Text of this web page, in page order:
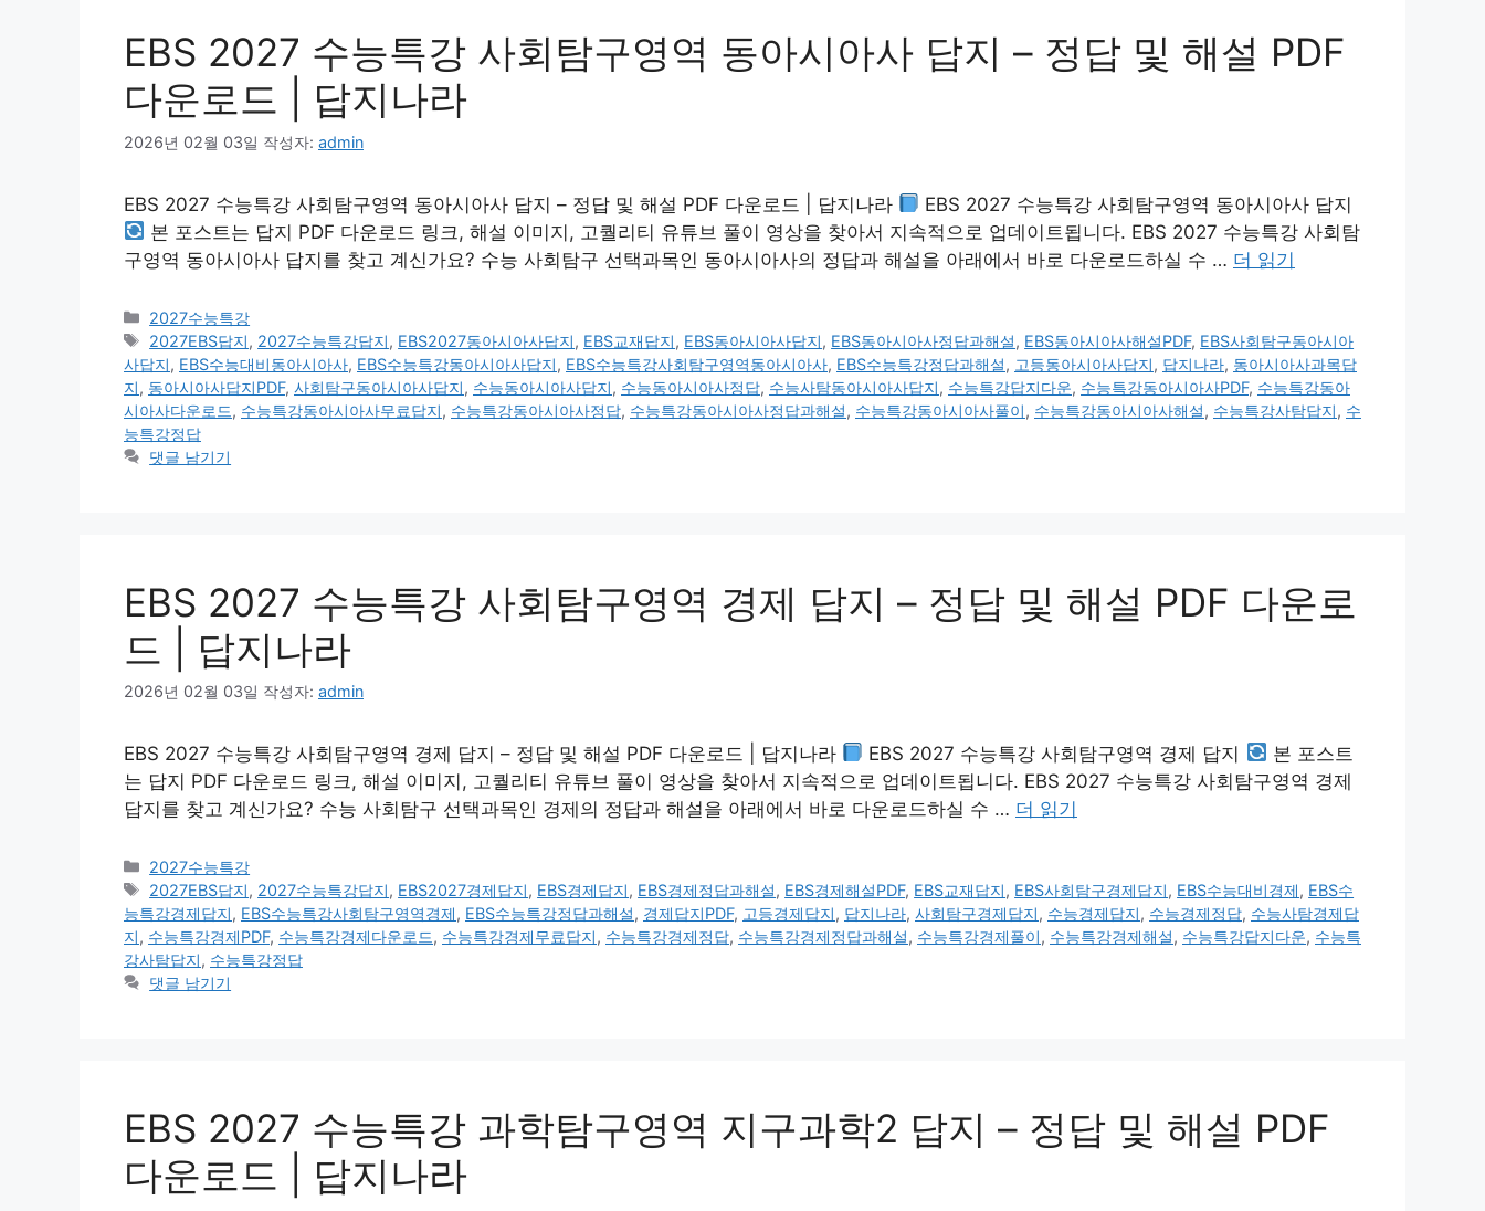
EBS 2027 수능특강 사회탐구영역 동아시아사 답지 – 정답 및 해설 PDF
다운로드 | 답지나라
2026년 02월 03일 작성자: admin
EBS 2027 수능특강 사회탐구영역 동아시아사 답지 – 정답 및 해설 PDF 다운로드 | 답지나라
EBS 2027 수능특강 사회탐구영역 동아시아사 답지
본 포스트는 답지 PDF 다운로드 링크, 해설 이미지, 고퀄리티 유튜브 풀이 영상을 찾아서 지속적으로 업데이트됩니다. EBS 2027 수능특강 사회탐
구영역 동아시아사 답지를 찾고 계신가요? 수능 사회탐구 선택과목인 동아시아사의 정답과 해설을 아래에서 바로 다운로드하실 수 … 더 읽기
카
테
고
리
2027수능특강
태
그
2027EBS답지, 2027수능특강답지, EBS2027동아시아사답지, EBS교재답지, EBS동아시아사답지, EBS동아시아사정답과해설, EBS동아시아사해설PDF, EBS사회탐구동아시아
사답지, EBS수능대비동아시아사, EBS수능특강동아시아사답지, EBS수능특강사회탐구영역동아시아사, EBS수능특강정답과해설, 고등동아시아사답지, 답지나라, 동아시아사과목답
지, 동아시아사답지PDF, 사회탐구동아시아사답지, 수능동아시아사답지, 수능동아시아사정답, 수능사탐동아시아사답지, 수능특강답지다운, 수능특강동아시아사PDF, 수능특강동아
시아사다운로드, 수능특강동아시아사무료답지, 수능특강동아시아사정답, 수능특강동아시아사정답과해설, 수능특강동아시아사풀이, 수능특강동아시아사해설, 수능특강사탐답지, 수
능특강정답
댓글 남기기
EBS 2027 수능특강 사회탐구영역 경제 답지 – 정답 및 해설 PDF 다운로
드 | 답지나라
2026년 02월 03일 작성자: admin
EBS 2027 수능특강 사회탐구영역 경제 답지 – 정답 및 해설 PDF 다운로드 | 답지나라 EBS 2027 수능특강 사회탐구영역 경제 답지
본 포스트
는 답지 PDF 다운로드 링크, 해설 이미지, 고퀄리티 유튜브 풀이 영상을 찾아서 지속적으로 업데이트됩니다. EBS 2027 수능특강 사회탐구영역 경제
답지를 찾고 계신가요? 수능 사회탐구 선택과목인 경제의 정답과 해설을 아래에서 바로 다운로드하실 수 … 더 읽기
카
테
고
리
2027수능특강
태
그
2027EBS답지, 2027수능특강답지, EBS2027경제답지, EBS경제답지, EBS경제정답과해설, EBS경제해설PDF, EBS교재답지, EBS사회탐구경제답지, EBS수능대비경제, EBS수
능특강경제답지, EBS수능특강사회탐구영역경제, EBS수능특강정답과해설, 경제답지PDF, 고등경제답지, 답지나라, 사회탐구경제답지, 수능경제답지, 수능경제정답, 수능사탐경제답
지, 수능특강경제PDF, 수능특강경제다운로드, 수능특강경제무료답지, 수능특강경제정답, 수능특강경제정답과해설, 수능특강경제풀이, 수능특강경제해설, 수능특강답지다운, 수능특
강사탐답지, 수능특강정답
댓글 남기기
EBS 2027 수능특강 과학탐구영역 지구과학2 답지 – 정답 및 해설 PDF
다운로드 | 답지나라